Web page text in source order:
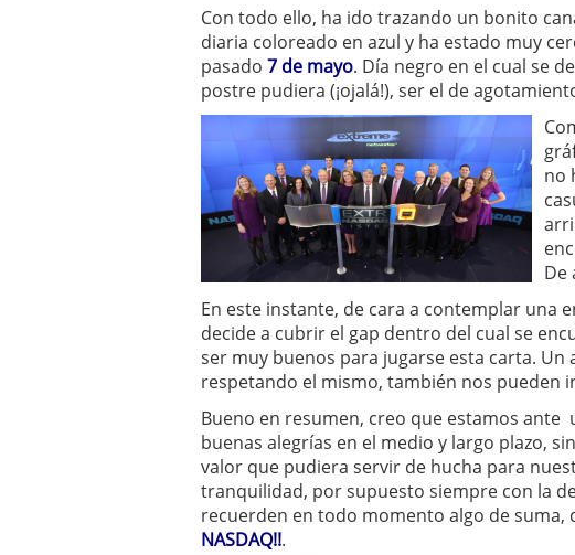
Con todo ello, ha ido trazando un bonito
diaria coloreado en azul y ha estado muy
pasado 7 de mayo. Día negro en el cual se
postre pudiera (¡ojalá!), ser el de
no
De
En este instante, de cara a contemplar una
decide a cubrir el gap dentro del cual se
ser muy buenos para jugarse esta carta. Un
respetando el mismo, también nos pueden
Bueno en resumen, creo que estamos
buenas alegrías en el medio y largo plazo,
valor que pudiera servir de hucha para
tranquilidad, por supuesto siempre con la
recuerden en todo momento algo de suma,
NASDAQ!!.